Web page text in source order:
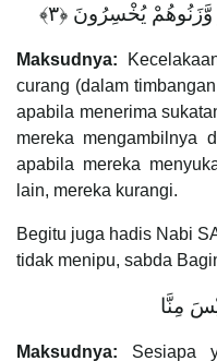
Maksudnya:
curang (dalam
apabila menerima
mereka mengambilnya
apabila mereka
lain, mereka kurangi.
Begitu juga hadis Nabi
tidak menipu, sabda
مِنَّا
Maksudnya: Sesiapa